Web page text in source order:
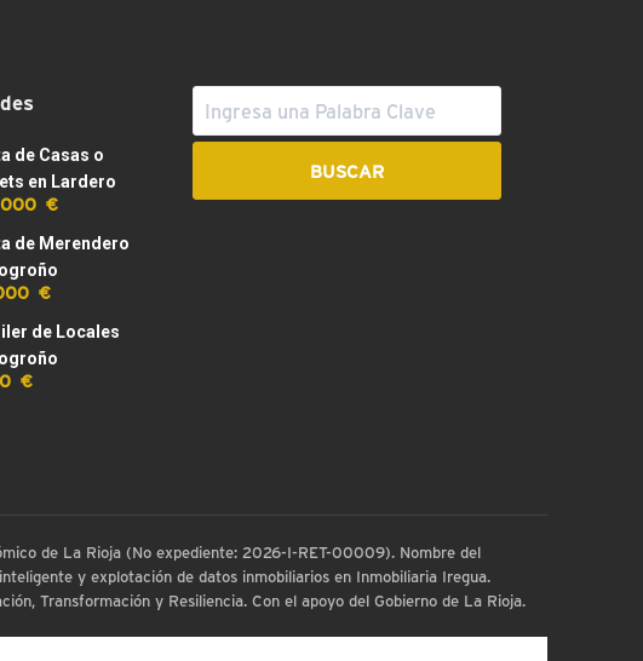
de Casas o
en Lardero
€
de Merendero
€
de Locales
€
de La Rioja (No expediente: 2026-I-RET-00009). Nombre del
y explotación de datos inmobiliarios en Inmobiliaria Iregua.
Transformación y Resiliencia. Con el apoyo del Gobierno de La Rioja.